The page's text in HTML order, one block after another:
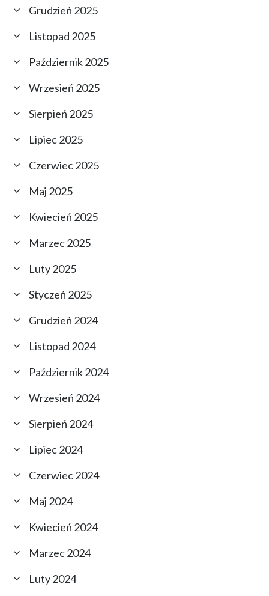
Grudzień 2025
Listopad 2025
Październik 2025
Wrzesień 2025
Sierpień 2025
Lipiec 2025
Czerwiec 2025
Maj 2025
Kwiecień 2025
Marzec 2025
Luty 2025
Styczeń 2025
Grudzień 2024
Listopad 2024
Październik 2024
Wrzesień 2024
Sierpień 2024
Lipiec 2024
Czerwiec 2024
Maj 2024
Kwiecień 2024
Marzec 2024
Luty 2024